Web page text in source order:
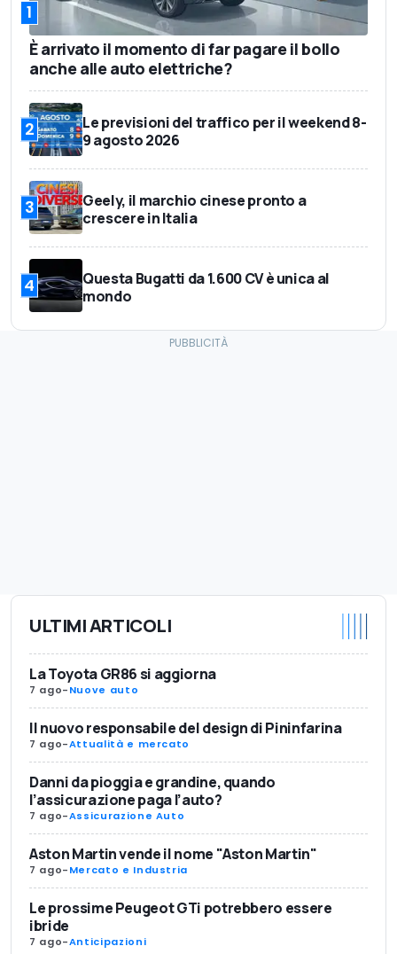
1
È arrivato il momento di far pagare il bollo
anche alle auto elettriche?
2
Le previsioni del traffico per il weekend 8-
9 agosto 2026
3
Geely, il marchio cinese pronto a
crescere in Italia
4
Questa Bugatti da 1.600 CV è unica al
mondo
ULTIMI ARTICOLI
La Toyota GR86 si aggiorna
7 ago-Nuove auto
Il nuovo responsabile del design di Pininfarina
7 ago-Attualità e mercato
Danni da pioggia e grandine, quando
l’assicurazione paga l’auto?
7 ago-Assicurazione Auto
Aston Martin vende il nome "Aston Martin"
7 ago-Mercato e Industria
Le prossime Peugeot GTi potrebbero essere
ibride
7 ago-Anticipazioni